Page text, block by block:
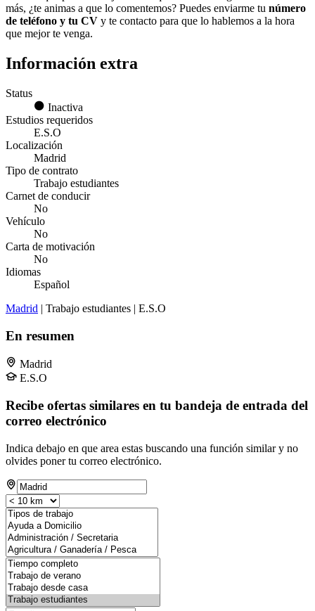
más, ¿te animas a que lo comentemos? Puedes enviarme tu número
de teléfono y tu CV y te contacto para que lo hablemos a la hora
que mejor te venga.
Información extra
Status
Inactiva
Estudios requeridos
E.S.O
Localización
Madrid
Tipo de contrato
Trabajo estudiantes
Carnet de conducir
No
Vehículo
No
Carta de motivación
No
Idiomas
Español
Madrid | Trabajo estudiantes | E.S.O
En resumen
Madrid
E.S.O
Recibe ofertas similares en tu bandeja de entrada del
correo electrónico
Indica debajo en que area estas buscando una función similar y no
olvides poner tu correo electrónico.